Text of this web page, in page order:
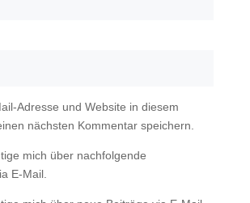
Adresse und Website in diesem
nächsten Kommentar speichern.
mich über nachfolgende
E-Mail.